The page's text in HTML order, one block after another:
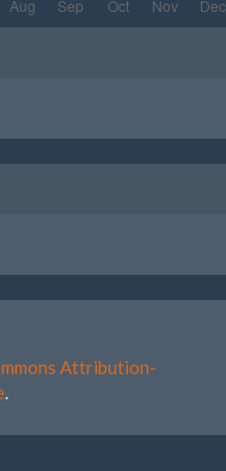
Attribution-